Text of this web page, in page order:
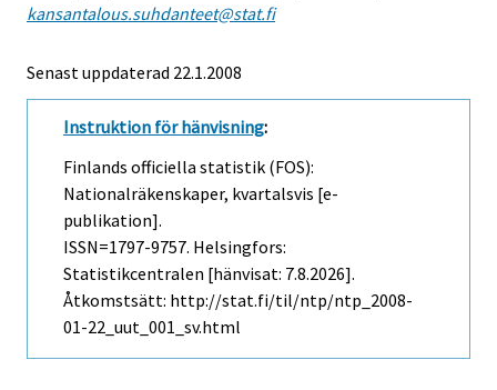
kansantalous.suhdanteet@stat.fi
Senast uppdaterad 22.1.2008
Instruktion för hänvisning:
Finlands officiella statistik (FOS):
Nationalräkenskaper, kvartalsvis [e-
publikation].
ISSN=1797-9757. Helsingfors:
Statistikcentralen [hänvisat: 7.8.2026].
Åtkomstsätt: http://stat.fi/til/ntp/ntp_2008-
01-22_uut_001_sv.html